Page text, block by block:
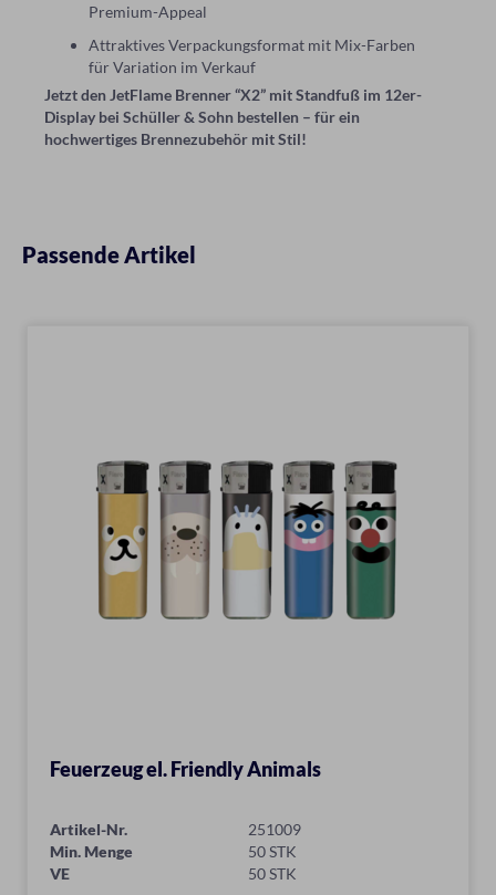
Premium-Appeal
Attraktives Verpackungsformat mit Mix-Farben
für Variation im Verkauf
Jetzt den JetFlame Brenner “X2” mit Standfuß im 12er-
Display bei Schüller & Sohn bestellen – für ein
hochwertiges Brennezubehör mit Stil!
Passende Artikel
Feuerzeug el. Friendly Animals
Artikel-Nr.
251009
Min. Menge
50 STK
VE
50 STK